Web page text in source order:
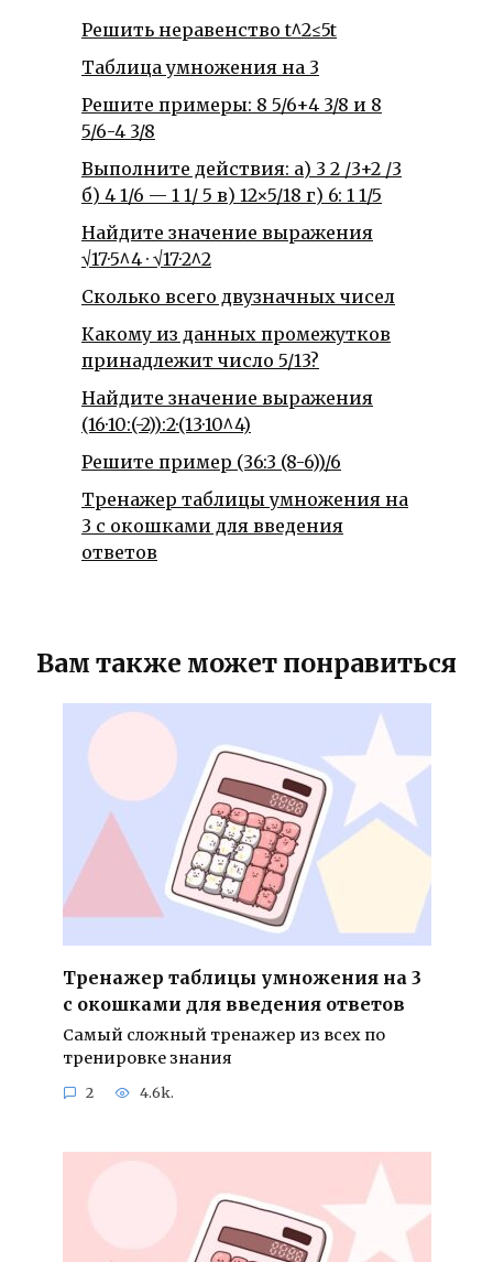
Решить неравенство t^2≤5t
Таблица умножения на 3
Решите примеры: 8 5/6+4 3/8 и 8
5/6-4 3/8
Выполните действия: а) 3 2 /3+2 /3
б) 4 1/6 — 1 1/ 5 в) 12×5/18 г) 6: 1 1/5
Найдите значение выражения
√17·5^4 · √17·2^2
Сколько всего двузначных чисел
Какому из данных промежутков
принадлежит число 5/13?
Найдите значение выражения
(16·10:(-2)):2·(13·10^4)
Решите пример (36:3 (8-6))/6
Тренажер таблицы умножения на
3 с окошками для введения
ответов
Вам также может понравиться
Тренажер таблицы умножения на 3
с окошками для введения ответов
Самый сложный тренажер из всех по
тренировке знания
2 4.6k.